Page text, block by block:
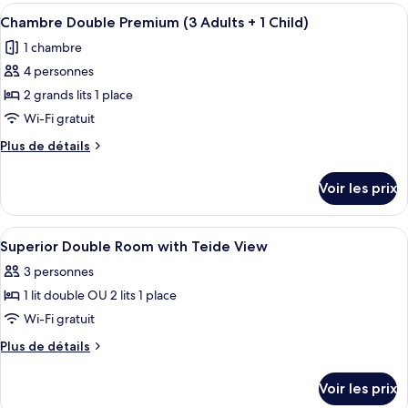
Room
(2
or
3
Adults)
de
Premium
Double
(2
or
Adults)
Afficher
toutes
les
photos
pour
ce
type
de
Chambre
Double
Premium
(3
Adults
+
Child)
Une chambre d’hôtel avec deux lits,
12
Chambre Double Premium (3 Adults + 1 Child)
1 chambre
4 personnes
2 grands lits 1 place
Wi-Fi gratuit
Plus de détails
Plus
le
type
de
chambre
Chambre
Double
(3
Adults
+
Voir les prix
Afficher
toutes
les
photos
pour
ce
Une chambre d’hôtel avec un lit
4
Superior Double Room with Teide View
3 personnes
1 lit double OU 2 lits 1 place
Wi-Fi gratuit
Plus de détails
Plus
Voir les prix